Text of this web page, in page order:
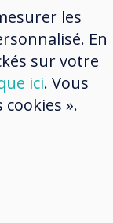
de
tous
lieu central.
les
quitter
les
En
sur votre
ici. Vous
».